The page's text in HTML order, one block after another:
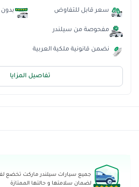
سعر قابل للتفاوض
مفحوصة من سيلندر
نضمن قانونية ملكية العربية
بدون
تفاصيل المزايا
جميع سيارات سيلندر ماركت تخضع
لضمان سلامتها و حالتها الممتازة